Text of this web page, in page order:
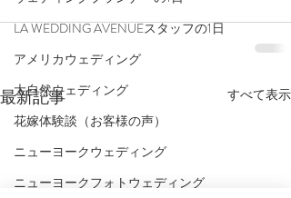
LA WEDDING AVENUEスタッフの1日
アメリカウェディング
大自然ウェディング
花嫁体験談（お客様の声）
ニューヨークウェディング
ニューヨークフォトウェディング
最新記事 すべて表示